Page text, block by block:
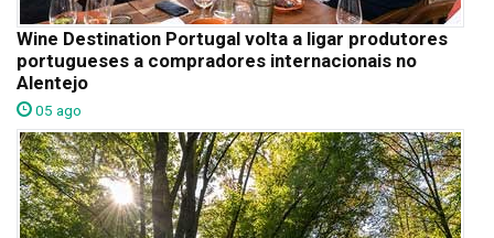
Wine Destination Portugal volta a ligar produtores
portugueses a compradores internacionais no
Alentejo
05 ago